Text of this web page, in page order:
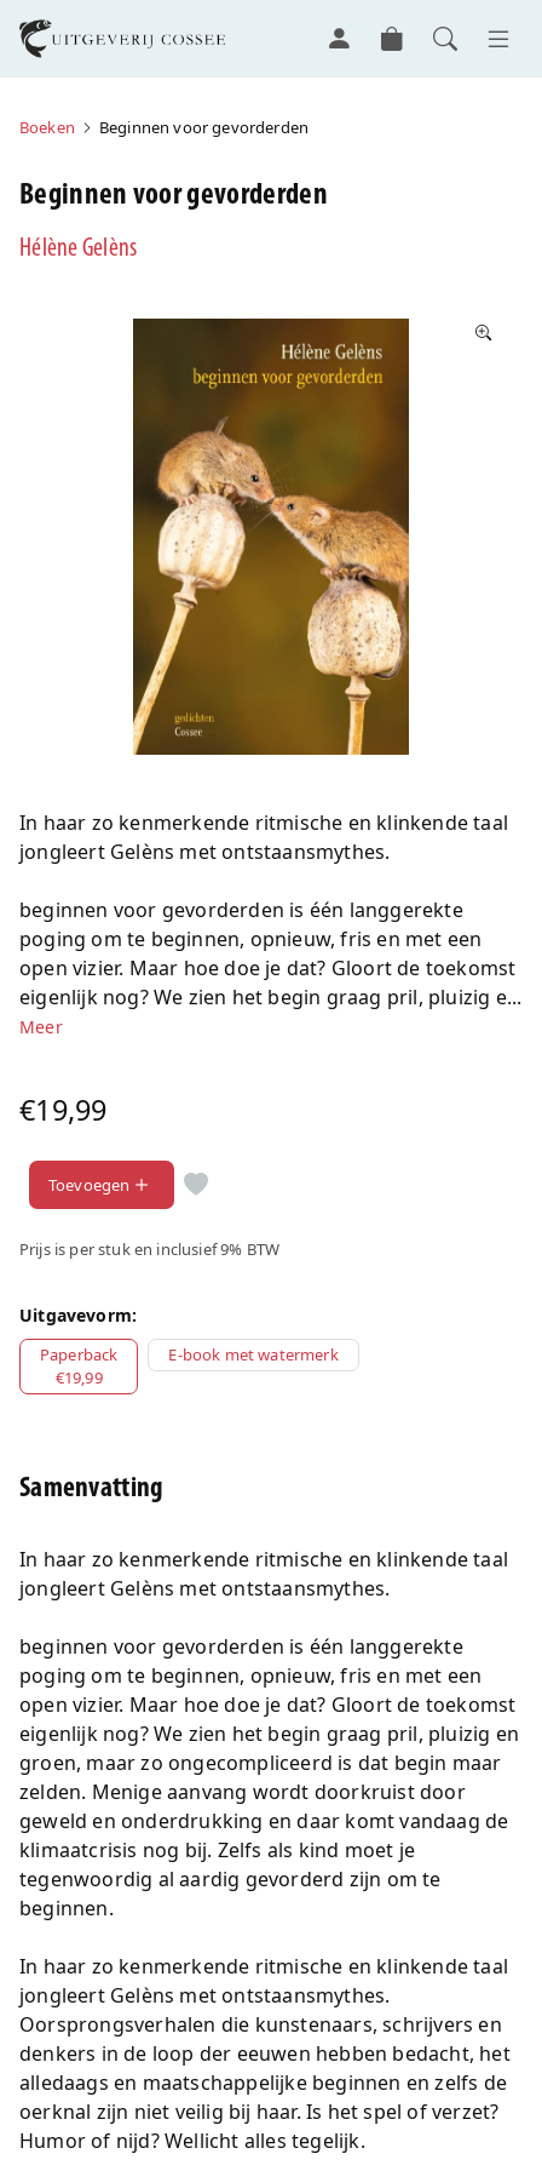
Boeken Beginnen voor gevorderden
Beginnen voor gevorderden
Hélène Gelèns
In haar zo kenmerkende ritmische en klinkende taal
jongleert Gelèns met ontstaansmythes.
beginnen voor gevorderden is één langgerekte
poging om te beginnen, opnieuw, fris en met een
open vizier. Maar hoe doe je dat? Gloort de toekomst
eigenlijk nog? We zien het begin graag pril, pluizig e...
Meer
€19,99
Toevoegen
Prijs is per stuk en inclusief 9% BTW
Uitgavevorm:
Paperback
€19,99
E-book met watermerk
Samenvatting
In haar zo kenmerkende ritmische en klinkende taal
jongleert Gelèns met ontstaansmythes.
beginnen voor gevorderden is één langgerekte
poging om te beginnen, opnieuw, fris en met een
open vizier. Maar hoe doe je dat? Gloort de toekomst
eigenlijk nog? We zien het begin graag pril, pluizig en
groen, maar zo ongecompliceerd is dat begin maar
zelden. Menige aanvang wordt doorkruist door
geweld en onderdrukking en daar komt vandaag de
klimaatcrisis nog bij. Zelfs als kind moet je
tegenwoordig al aardig gevorderd zijn om te
beginnen.
In haar zo kenmerkende ritmische en klinkende taal
jongleert Gelèns met ontstaansmythes.
Oorsprongsverhalen die kunstenaars, schrijvers en
denkers in de loop der eeuwen hebben bedacht, het
alledaags en maatschappelijke beginnen en zelfs de
oerknal zijn niet veilig bij haar. Is het spel of verzet?
Humor of nijd? Wellicht alles tegelijk.